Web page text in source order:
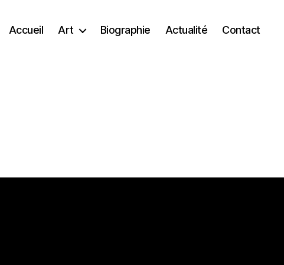
Accueil Art Biographie Actualité Contact